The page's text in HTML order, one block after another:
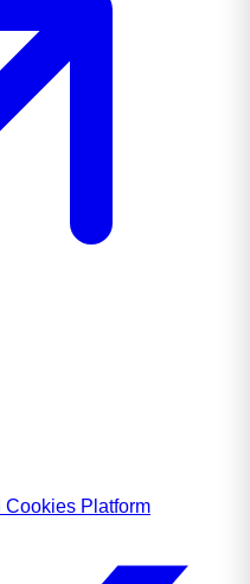
Cookies Platform